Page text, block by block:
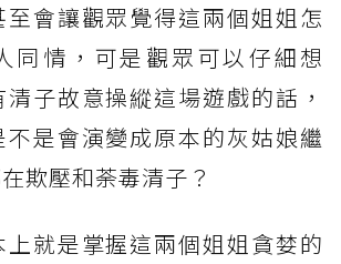
會讓觀眾覺得這兩個姐姐怎
同情，可是觀眾可以仔細想
子故意操縱這場遊戲的話，
是會演變成原本的灰姑娘繼
欺壓和荼毒清子？
就是掌握這兩個姐姐貪婪的